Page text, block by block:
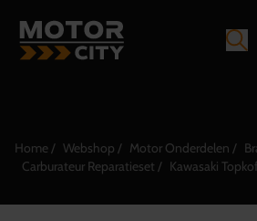
Home Webshop Motor Onderdelen
Carburateur Reparatieset
Kawasaki